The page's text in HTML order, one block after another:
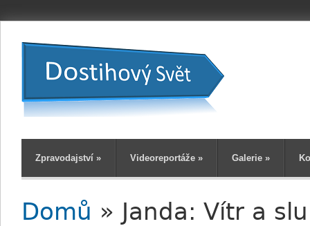
Zpravodajství » Videoreportáže » Galerie »
Jste zde
Domů » Janda: Vítr a